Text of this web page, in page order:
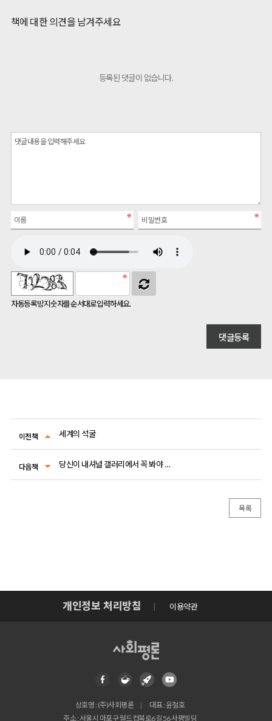
책에 대한 의견을 남겨주세요
등록된 댓글이 없습니다.
자동등록방지 숫자를 순서대로 입력하세요.
이전책 세계의 석굴
다음책 당신이 내셔널 갤러리에서 꼭 봐야 할 그림들
목록
개인정보 처리방침 이용약관
상호명 : (주)사회평론
대표 : 윤철호
주소 : 서울시 마포구 월드컵북로6길 56 사평빌딩